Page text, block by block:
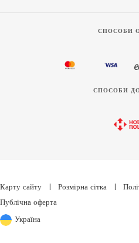
СПОСОБИ
СПОСОБИ
Карту сайту Розмірна сітка
Публічна оферта
Україна